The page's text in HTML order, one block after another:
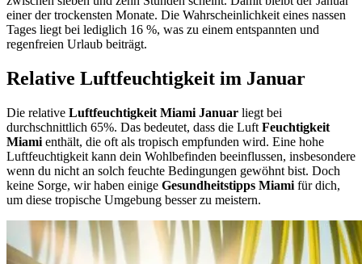
einer der trockensten Monate. Die Wahrscheinlichkeit eines nassen
Tages liegt bei lediglich 16 %, was zu einem entspannten und
regenfreien Urlaub beiträgt.
Relative Luftfeuchtigkeit im Januar
Die relative Luftfeuchtigkeit Miami Januar liegt bei
durchschnittlich 65%. Das bedeutet, dass die Luft Feuchtigkeit
Miami enthält, die oft als tropisch empfunden wird. Eine hohe
Luftfeuchtigkeit kann dein Wohlbefinden beeinflussen, insbesondere
wenn du nicht an solch feuchte Bedingungen gewöhnt bist. Doch
keine Sorge, wir haben einige Gesundheitstipps Miami für dich,
um diese tropische Umgebung besser zu meistern.